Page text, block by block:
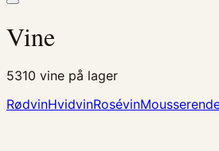
Vine
5310 vine på lager
RødvinHvidvinRosévin